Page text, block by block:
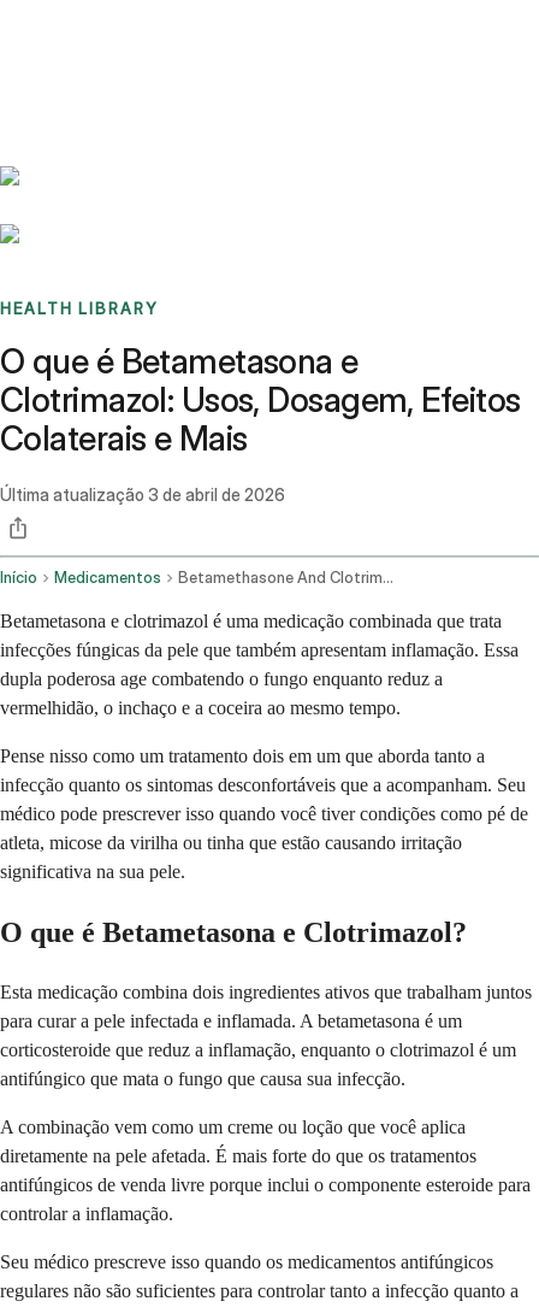
HEALTH LIBRARY
O que é Betametasona e
Clotrimazol: Usos, Dosagem, Efeitos
Colaterais e Mais
Última atualização 3 de abril de 2026
Início Medicamentos Betamethasone And Clotrimazole Topical Route
Betametasona e clotrimazol é uma medicação combinada que trata
infecções fúngicas da pele que também apresentam inflamação. Essa
dupla poderosa age combatendo o fungo enquanto reduz a
vermelhidão, o inchaço e a coceira ao mesmo tempo.
Pense nisso como um tratamento dois em um que aborda tanto a
infecção quanto os sintomas desconfortáveis que a acompanham. Seu
médico pode prescrever isso quando você tiver condições como pé de
atleta, micose da virilha ou tinha que estão causando irritação
significativa na sua pele.
O que é Betametasona e Clotrimazol?
Esta medicação combina dois ingredientes ativos que trabalham juntos
para curar a pele infectada e inflamada. A betametasona é um
corticosteroide que reduz a inflamação, enquanto o clotrimazol é um
antifúngico que mata o fungo que causa sua infecção.
A combinação vem como um creme ou loção que você aplica
diretamente na pele afetada. É mais forte do que os tratamentos
antifúngicos de venda livre porque inclui o componente esteroide para
controlar a inflamação.
Seu médico prescreve isso quando os medicamentos antifúngicos
regulares não são suficientes para controlar tanto a infecção quanto a